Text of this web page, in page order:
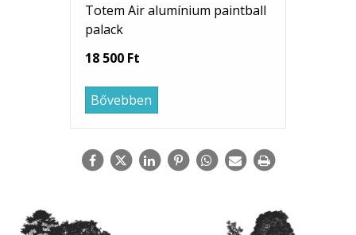
Totem Air alumínium paintball
palack
18 500 Ft
Bővebben